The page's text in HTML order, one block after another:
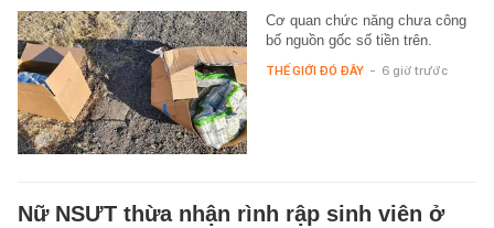
Cơ quan chức năng chưa công
bố nguồn gốc số tiền trên.
THẾ GIỚI ĐÓ ĐÂY - 6 giờ trước
Nữ NSƯT thừa nhận rình rập sinh viên ở